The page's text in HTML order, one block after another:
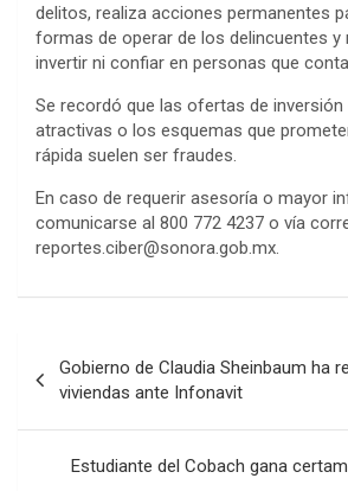
delitos, realiza acciones permanentes
formas de operar de los delincuentes y
invertir ni confiar en personas que
Se recordó que las ofertas de inversión
atractivas o los esquemas que
rápida suelen ser fraudes.
En caso de requerir asesoría o mayor
comunicarse al 800 772 4237 o vía
reportes.ciber@sonora.gob.mx.
navigation
Gobierno de Claudia Sheinbaum ha
viviendas ante Infonavit
Estudiante del Cobach gana